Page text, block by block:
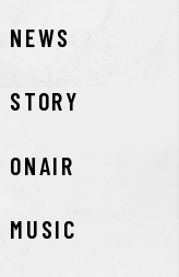
NEWS
STORY
ONAIR
MUSIC